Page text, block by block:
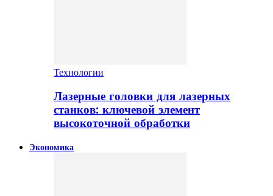
Технологии
Лазерные головки для лазерных
станков: ключевой элемент
высокоточной обработки
Экономика